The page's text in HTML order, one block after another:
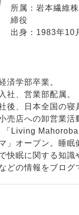
夏 秋
グ
ガールズ前開
ボーイズ半袖
ボーイ
き
ボーイズ
所属：岩本繊維
締役
出身：1983年10
済学部卒業。
社、営業部配属。
後、日本全国の寝
売店への卸営業活
「Living Mahoroba
」オープン。睡眠
快眠に関する知識
どの情報をブログ